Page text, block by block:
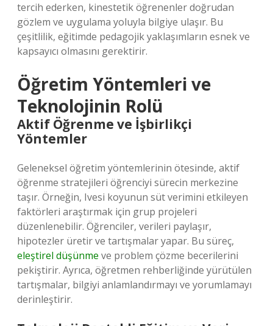
tercih ederken, kinestetik öğrenenler doğrudan
gözlem ve uygulama yoluyla bilgiye ulaşır. Bu
çeşitlilik, eğitimde pedagojik yaklaşımların esnek ve
kapsayıcı olmasını gerektirir.
Öğretim Yöntemleri ve
Teknolojinin Rolü
Aktif Öğrenme ve İşbirlikçi
Yöntemler
Geleneksel öğretim yöntemlerinin ötesinde, aktif
öğrenme stratejileri öğrenciyi sürecin merkezine
taşır. Örneğin, Ivesi koyunun süt verimini etkileyen
faktörleri araştırmak için grup projeleri
düzenlenebilir. Öğrenciler, verileri paylaşır,
hipotezler üretir ve tartışmalar yapar. Bu süreç,
eleştirel düşünme ve problem çözme becerilerini
pekiştirir. Ayrıca, öğretmen rehberliğinde yürütülen
tartışmalar, bilgiyi anlamlandırmayı ve yorumlamayı
derinleştirir.